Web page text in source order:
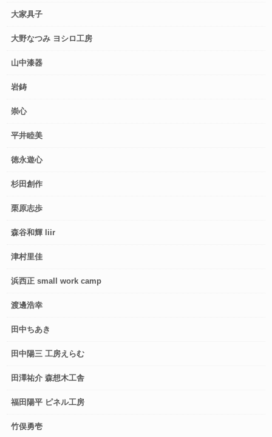
大家具子
大野なつみ ヨシロ工房
山中漆器
岩鋳
崇心
平井睦美
徳永遊心
杉田創作
栗原志歩
森谷和輝 liir
津村里佳
浜西正 small work camp
渡邊浩幸
田中ちあき
田中陽三 工房えらむ
田澤祐介 森想木工舎
福田陽平 ピネル工房
竹俣勇壱